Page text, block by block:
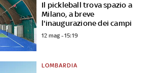
Il pickleball trova spazio a
Milano, a breve
l'inaugurazione dei campi
12 mag - 15:19
LOMBARDIA